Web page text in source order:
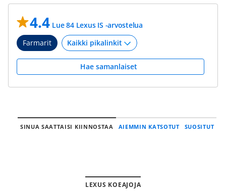
4.4 Lue 84 Lexus IS -arvostelua
Farmarit
Hae samanlaiset
SINUA SAATTAISI KIINNOSTAA AIEMMIN KATSOTUT SUOSITUT
LEXUS KOEAJOJA